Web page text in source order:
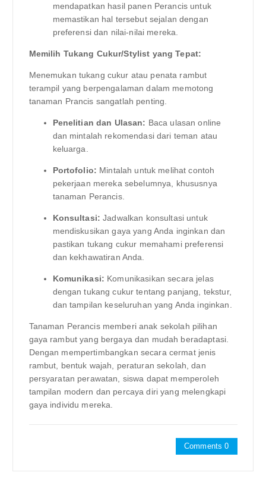
mendapatkan hasil panen Perancis untuk
memastikan hal tersebut sejalan dengan
preferensi dan nilai-nilai mereka.
Memilih Tukang Cukur/Stylist yang Tepat:
Menemukan tukang cukur atau penata rambut
terampil yang berpengalaman dalam memotong
tanaman Prancis sangatlah penting.
Penelitian dan Ulasan: Baca ulasan online
dan mintalah rekomendasi dari teman atau
keluarga.
Portofolio: Mintalah untuk melihat contoh
pekerjaan mereka sebelumnya, khususnya
tanaman Perancis.
Konsultasi: Jadwalkan konsultasi untuk
mendiskusikan gaya yang Anda inginkan dan
pastikan tukang cukur memahami preferensi
dan kekhawatiran Anda.
Komunikasi: Komunikasikan secara jelas
dengan tukang cukur tentang panjang, tekstur,
dan tampilan keseluruhan yang Anda inginkan.
Tanaman Perancis memberi anak sekolah pilihan
gaya rambut yang bergaya dan mudah beradaptasi.
Dengan mempertimbangkan secara cermat jenis
rambut, bentuk wajah, peraturan sekolah, dan
persyaratan perawatan, siswa dapat memperoleh
tampilan modern dan percaya diri yang melengkapi
gaya individu mereka.
Comments 0